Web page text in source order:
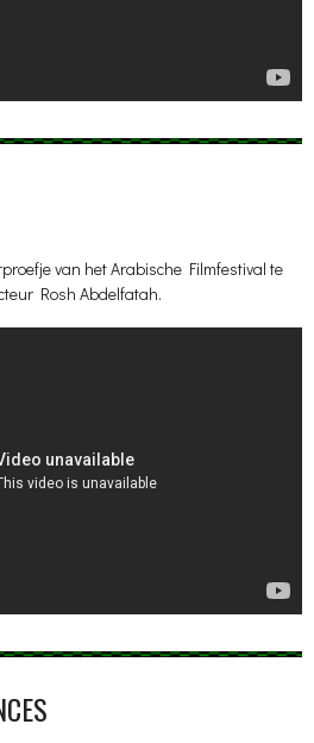
van het Arabische Filmfestival te
Rosh Abdelfatah.